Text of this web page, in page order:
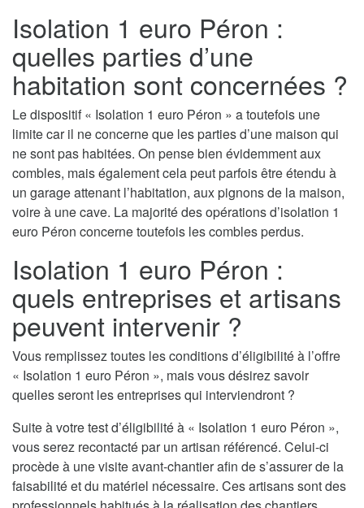
Isolation 1 euro Péron :
quelles parties d’une
habitation sont concernées ?
Le dispositif « Isolation 1 euro Péron » a toutefois une
limite car il ne concerne que les parties d’une maison qui
ne sont pas habitées. On pense bien évidemment aux
combles, mais également cela peut parfois être étendu à
un garage attenant l’habitation, aux pignons de la maison,
voire à une cave. La majorité des opérations d’isolation 1
euro Péron concerne toutefois les combles perdus.
Isolation 1 euro Péron :
quels entreprises et artisans
peuvent intervenir ?
Vous remplissez toutes les conditions d’éligibilité à l’offre
« Isolation 1 euro Péron », mais vous désirez savoir
quelles seront les entreprises qui interviendront ?
Suite à votre test d’éligibilité à « Isolation 1 euro Péron »,
vous serez recontacté par un artisan référencé. Celui-ci
procède à une visite avant-chantier afin de s’assurer de la
faisabilité et du matériel nécessaire. Ces artisans sont des